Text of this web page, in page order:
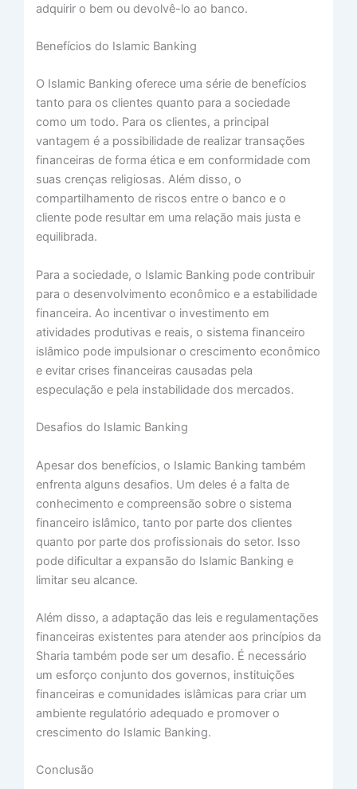
adquirir o bem ou devolvê-lo ao banco.
Benefícios do Islamic Banking
O Islamic Banking oferece uma série de benefícios
tanto para os clientes quanto para a sociedade
como um todo. Para os clientes, a principal
vantagem é a possibilidade de realizar transações
financeiras de forma ética e em conformidade com
suas crenças religiosas. Além disso, o
compartilhamento de riscos entre o banco e o
cliente pode resultar em uma relação mais justa e
equilibrada.
Para a sociedade, o Islamic Banking pode contribuir
para o desenvolvimento econômico e a estabilidade
financeira. Ao incentivar o investimento em
atividades produtivas e reais, o sistema financeiro
islâmico pode impulsionar o crescimento econômico
e evitar crises financeiras causadas pela
especulação e pela instabilidade dos mercados.
Desafios do Islamic Banking
Apesar dos benefícios, o Islamic Banking também
enfrenta alguns desafios. Um deles é a falta de
conhecimento e compreensão sobre o sistema
financeiro islâmico, tanto por parte dos clientes
quanto por parte dos profissionais do setor. Isso
pode dificultar a expansão do Islamic Banking e
limitar seu alcance.
Além disso, a adaptação das leis e regulamentações
financeiras existentes para atender aos princípios da
Sharia também pode ser um desafio. É necessário
um esforço conjunto dos governos, instituições
financeiras e comunidades islâmicas para criar um
ambiente regulatório adequado e promover o
crescimento do Islamic Banking.
Conclusão